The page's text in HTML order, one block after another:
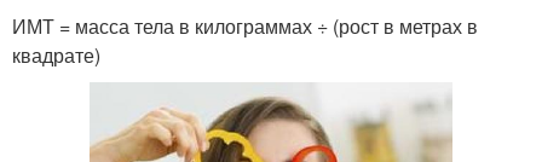
ИМТ = масса тела в килограммах ÷ (рост в метрах в
квадрате)